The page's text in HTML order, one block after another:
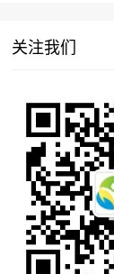
关注我们